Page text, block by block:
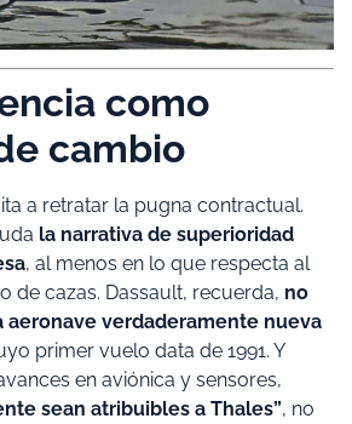
como
cambio
a retratar la pugna contractual.
la narrativa de superioridad
, al menos en lo que respecta al
de cazas. Dassault, recuerda, no
aeronave verdaderamente nueva
primer vuelo data de 1991. Y
en aviónica y sensores,
sean atribuibles a Thales”, no